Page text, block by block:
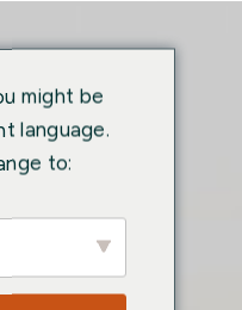
might be
language.
to: